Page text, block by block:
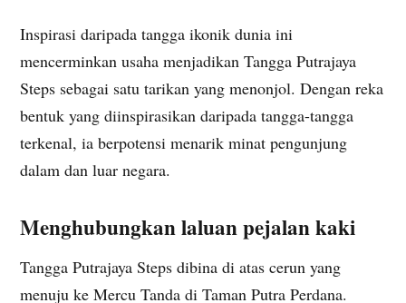
Inspirasi daripada tangga ikonik dunia ini
mencerminkan usaha menjadikan Tangga Putrajaya
Steps sebagai satu tarikan yang menonjol. Dengan reka
bentuk yang diinspirasikan daripada tangga-tangga
terkenal, ia berpotensi menarik minat pengunjung
dalam dan luar negara.
Menghubungkan laluan pejalan kaki
Tangga Putrajaya Steps dibina di atas cerun yang
menuju ke Mercu Tanda di Taman Putra Perdana.